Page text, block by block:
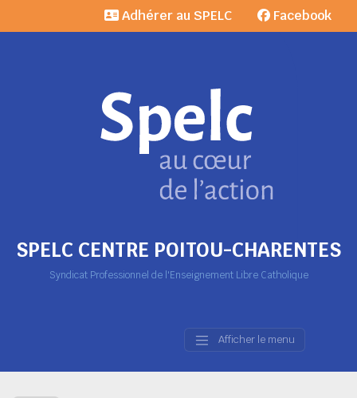
SPELC CENTRE POITOU-CHARENTES
Syndicat Professionnel de l'Enseignement Libre Catholique
Adhérer au SPELC Facebook
Afficher le menu